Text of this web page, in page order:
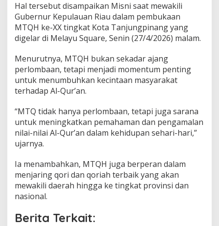
a
r
a
k
a
K
e
p
r
i
Hal tersebut disampaikan Misni saat mewakili
Gubernur Kepulauan Riau dalam pembukaan
MTQH ke-XX tingkat Kota Tanjungpinang yang
digelar di Melayu Square, Senin (27/4/2026) malam.
Menurutnya, MTQH bukan sekadar ajang
perlombaan, tetapi menjadi momentum penting
untuk menumbuhkan kecintaan masyarakat
terhadap Al-Qur’an.
“MTQ tidak hanya perlombaan, tetapi juga sarana
untuk meningkatkan pemahaman dan pengamalan
nilai-nilai Al-Qur’an dalam kehidupan sehari-hari,”
ujarnya.
Ia menambahkan, MTQH juga berperan dalam
menjaring qori dan qoriah terbaik yang akan
mewakili daerah hingga ke tingkat provinsi dan
nasional.
Berita Terkait: